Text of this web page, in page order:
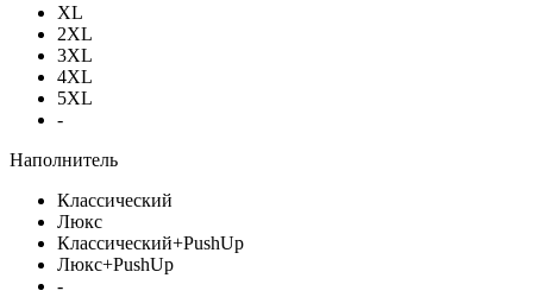
XL
2XL
3XL
4XL
5XL
-
Наполнитель
Классический
Люкс
Классический+PushUp
Люкс+PushUp
-